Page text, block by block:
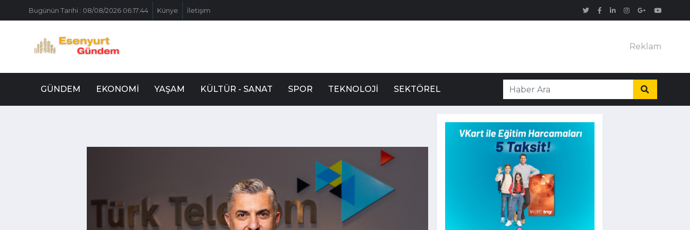
Bugünün Tarihi : 08/08/2026 06:17:44 Künye İletişim
Reklam
GÜNDEM EKONOMI YAŞAM KÜLTÜR - SANAT SPOR TEKNOLOJI SEKTÖREL